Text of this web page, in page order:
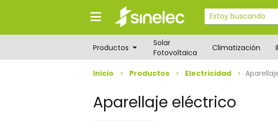
de
Productos
Solar
Fotovoltaica
Climatización
Inicio Productos Electricidad
Aparellaje eléctrico